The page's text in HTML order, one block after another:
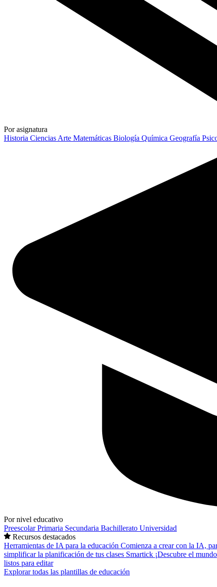
Por asignatura
Historia Ciencias Arte Matemáticas Biología Química Geografía
Por nivel educativo
PreescolarPrimaria Secundaria Bachillerato Universidad
Recursos destacados
Herramientas de IA para la educación Comienza a crear con la IA,
simplificar la planificación de tus clases Smartick ¡Descubre el
listos para editar
Explorar todas las plantillas de educación